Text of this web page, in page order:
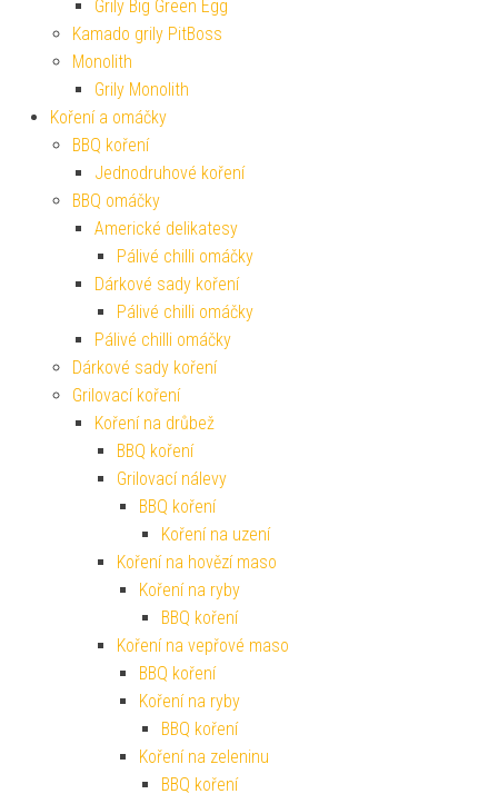
Grily Big Green Egg
Kamado grily PitBoss
Monolith
Grily Monolith
Koření a omáčky
BBQ koření
Jednodruhové koření
BBQ omáčky
Americké delikatesy
Pálivé chilli omáčky
Dárkové sady koření
Pálivé chilli omáčky
Pálivé chilli omáčky
Dárkové sady koření
Grilovací koření
Koření na drůbež
BBQ koření
Grilovací nálevy
BBQ koření
Koření na uzení
Koření na hovězí maso
Koření na ryby
BBQ koření
Koření na vepřové maso
BBQ koření
Koření na ryby
BBQ koření
Koření na zeleninu
BBQ koření